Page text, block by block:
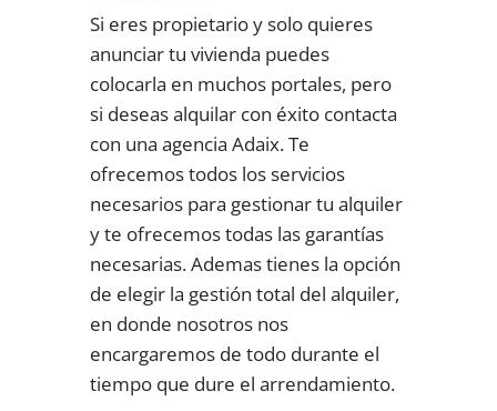
Si eres propietario y solo quieres
anunciar tu vivienda puedes
colocarla en muchos portales, pero
si deseas alquilar con éxito contacta
con una agencia Adaix. Te
ofrecemos todos los servicios
necesarios para gestionar tu alquiler
y te ofrecemos todas las garantías
necesarias. Ademas tienes la opción
de elegir la gestión total del alquiler,
en donde nosotros nos
encargaremos de todo durante el
tiempo que dure el arrendamiento.